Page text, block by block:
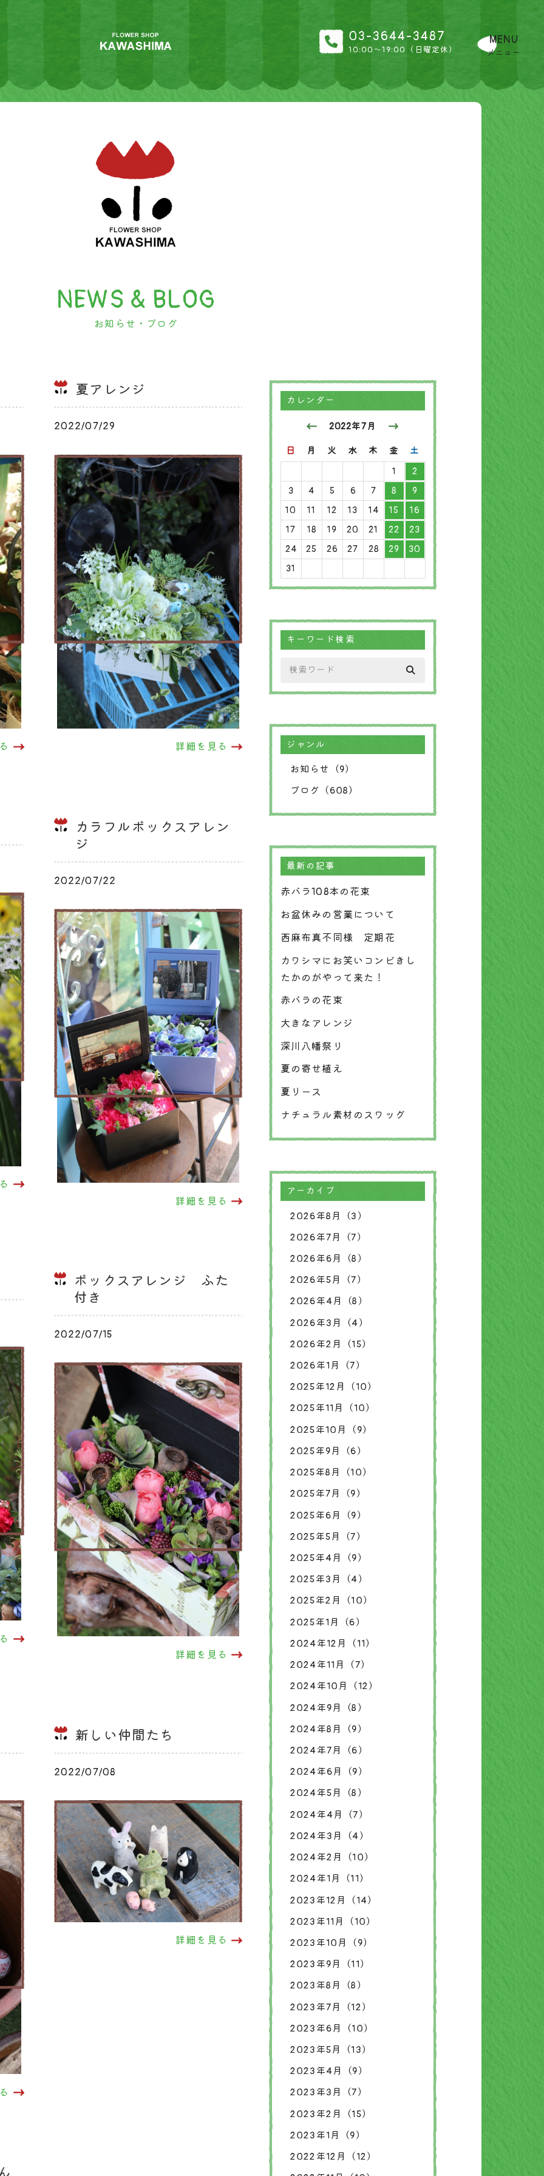
03-3644-3487
10:00〜19:00（日曜定休）
MENU
メニュー
NEWS & BLOG
お知らせ・ブログ
夏アレンジ
2022/07/29
詳細を見る
カラフルボックスアレン
ジ
2022/07/22
詳細を見る
ボックスアレンジ ふた
付き
2022/07/15
詳細を見る
新しい仲間たち
2022/07/08
詳細を見る
カレンダー
2022年7月
日 月 火 水 木 金
土
1
2
3
4 5 6 7 8
9
10
11 12 13 14 15
16
17
18 19 20 21 22
23
24
25 26 27 28 29
30
31
キーワード検索
ジャンル
お知らせ（9）
ブログ（608）
最新の記事
赤バラ108本の花束
お盆休みの営業について
西麻布真不同様 定期花
カワシマにお笑いコンビきし
たかのがやって来た！
赤バラの花束
大きなアレンジ
深川八幡祭り
夏の寄せ植え
夏リース
ナチュラル素材のスワッグ
アーカイブ
2026年8月（3）
2026年7月（7）
2026年6月（8）
2026年5月（7）
2026年4月（8）
2026年3月（4）
2026年2月（15）
2026年1月（7）
2025年12月（10）
2025年11月（10）
2025年10月（9）
2025年9月（6）
2025年8月（10）
2025年7月（9）
2025年6月（9）
2025年5月（7）
2025年4月（9）
2025年3月（4）
2025年2月（10）
2025年1月（6）
2024年12月（11）
2024年11月（7）
2024年10月（12）
2024年9月（8）
2024年8月（9）
2024年7月（6）
2024年6月（9）
2024年5月（8）
2024年4月（7）
2024年3月（4）
2024年2月（10）
2024年1月（11）
2023年12月（14）
2023年11月（10）
2023年10月（9）
2023年9月（11）
2023年8月（8）
2023年7月（12）
2023年6月（10）
2023年5月（13）
2023年4月（9）
2023年3月（7）
2023年2月（15）
2023年1月（9）
2022年12月（12）